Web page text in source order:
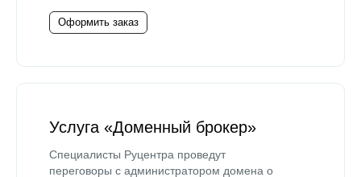
Оформить заказ
Услуга «Доменный брокер»
Специалисты Руцентра проведут
переговоры с администратором домена о